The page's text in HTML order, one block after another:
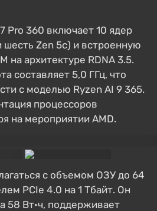
Pro 360 включает 10 ядер
шесть Zen 5c) и встроенную
на архитектуре RDNA 3.5.
составляет 5,0 ГГц, что
с моделью Ryzen AI 9 365.
процессоров
на мероприятии AMD.
с объемом ОЗУ до 64
PCIe 4.0 на 1 Тбайт. Он
58 Вт·ч, поддерживает